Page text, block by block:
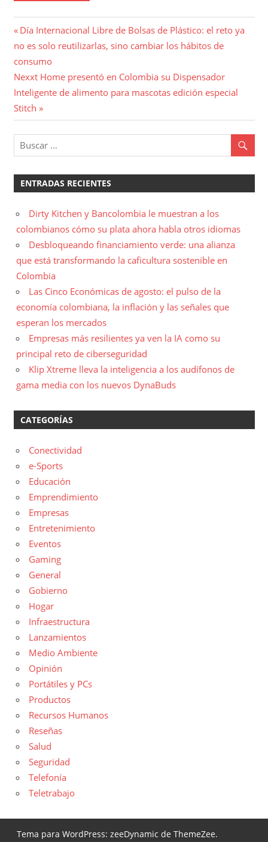
Navegación
de
entradas
Entrada
anterior:
Día Internacional Libre de Bolsas de Plástico: el reto ya
no es solo reutilizarlas, sino cambiar los hábitos de
consumo
Entrada
siguiente:
Nexxt Home presentó en Colombia su Dispensador
Inteligente de alimento para mascotas edición especial
Stitch
ENTRADAS RECIENTES
Dirty Kitchen y Bancolombia le muestran a los
colombianos cómo su plata ahora habla otros idiomas
Desbloqueando financiamiento verde: una alianza
que está transformando la caficultura sostenible en
Colombia
Las Cinco Económicas de agosto: el pulso de la
economía colombiana, la inflación y las señales que
esperan los mercados
Empresas más resilientes ya ven la IA como su
principal reto de ciberseguridad
Klip Xtreme lleva la inteligencia a los audífonos de
gama media con los nuevos DynaBuds
CATEGORÍAS
Conectividad
e-Sports
Educación
Emprendimiento
Empresas
Entretenimiento
Eventos
Gaming
General
Gobierno
Hogar
Infraestructura
Lanzamientos
Medio Ambiente
Opinión
Portátiles y PCs
Productos
Recursos Humanos
Reseñas
Salud
Seguridad
Telefonía
Teletrabajo
Tema para WordPress: zeeDynamic de ThemeZee.